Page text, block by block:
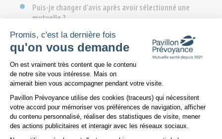
Promis, c'est la dernière fois
qu'on vous demande
Plateforme de Gestion du
On est vraiment très content que le contenu
de notre site vous intéresse. Mais on
aimerait bien vous accompagner pendant votre visite.
Pavillon Prévoyance utilise des cookies (traceurs) qui nécessitent
votre accord pour mémoriser vos préférences de navigation, afficher
du contenu personnalisé, réaliser des statistiques de visite, mener
des actions publicitaires et interagir avec les réseaux sociaux.
Puis-je changer d'avis après avoir sélectionné une
mutuelle ?
La modification de votre choix peut être sujette à des restrictions et
dépend de la politique de votre mutuelle. Il est recommandé de
contacter directement l'organisme pour discuter des options
disponibles.
Pavillon Prévoyancevous informe
Téléchargez ici la documentation complète